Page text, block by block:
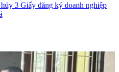
3 Giấy đăng ký doanh nghiệp